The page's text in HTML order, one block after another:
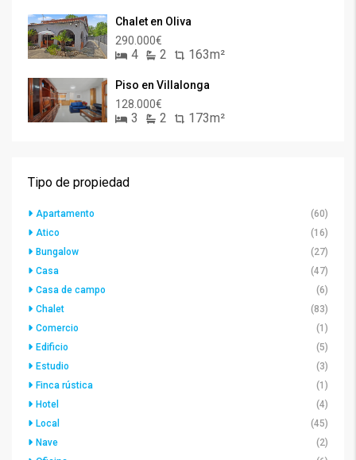
Chalet en Oliva
290.000€
4 2 163m²
Piso en Villalonga
128.000€
3 2 173m²
Tipo de propiedad
Apartamento
(60)
Atico
(16)
Bungalow
(27)
Casa
(47)
Casa de campo
(6)
Chalet
(83)
Comercio
(1)
Edificio
(5)
Estudio
(3)
Finca rústica
(1)
Hotel
(4)
Local
(45)
Nave
(2)